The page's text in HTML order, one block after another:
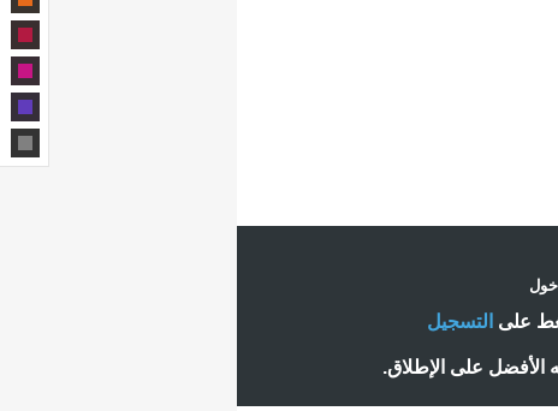
على التسجيل
الأفضل على الإطلاق.